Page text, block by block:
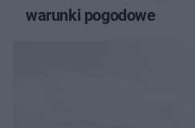
warunki pogodowe